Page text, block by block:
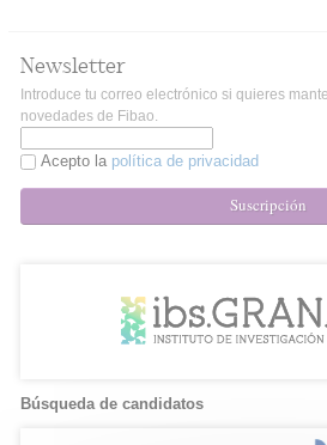
Newsletter
Introduce tu correo electrónico si quieres
novedades de Fibao.
Acepto la política de privacidad
Suscripción
Búsqueda de candidatos